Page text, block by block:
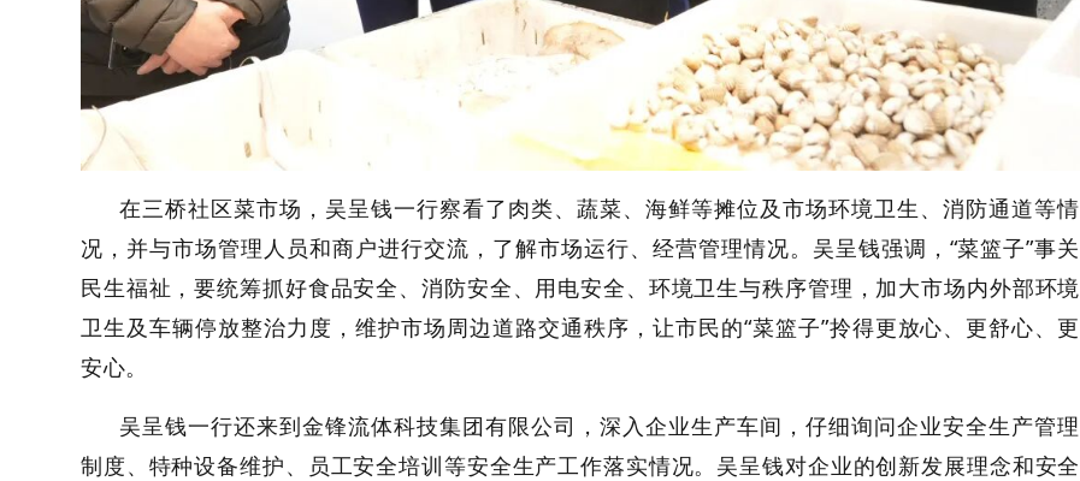
在三桥社区菜市场，吴呈钱一行察看了肉类、蔬菜、海鲜等摊位及市场环境卫生、消防通道等情
况，并与市场管理人员和商户进行交流，了解市场运行、经营管理情况。吴呈钱强调， “菜篮子”事关
民生福祉，要统筹抓好食品安全、消防安全、用电安全、环境卫生与秩序管理，加大市场内外部环境
卫生及车辆停放整治力度，维护市场周边道路交通秩序，让市民的“菜篮子”拎得更放心、更舒心、更
安心。
吴呈钱一行还来到金锋流体科技集团有限公司，深入企业生产车间，仔细询问企业安全生产管理
制度、特种设备维护、员工安全培训等安全生产工作落实情况。吴呈钱对企业的创新发展理念和安全